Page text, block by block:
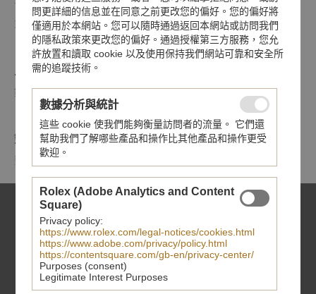
首節中間鏈節由精鋼或實心玫瑰金製成；其餘中間鏈節由精鋼
或鋼芯及0.2毫米玫瑰金包金製成
上鏈錶冠
鋼旋入式上鏈錶冠，飾以浮雕帝舵表標誌
鏡面
藍水晶鏡面
問更詳細的信息並在同意之前更改您的偏好。您的偏好將
僅適用於本網站。您可以隨時通過返回本網站或訪問我們
的隱私政策來更改您的偏好。通過授權第三方服務，您允
許放置和讀取 cookie 以及使用保持我們網站可靠和安全所
需的追蹤技術。
數據分析與統計
這些 cookie 使我們能夠衡量訪問者的流量。 它們還
幫助我們了解哪些產品和操作比其他產品和操作更受
歡迎。
Rolex (Adobe Analytics and Content
Square)
Privacy policy:
https://www.rolex.com/legal-notices/cookies.html
https://www.adobe.com/privacy/policy.html
https://contentsquare.com/gb-en/privacy-center/
Purposes (consent)
Legitimate Interest Purposes